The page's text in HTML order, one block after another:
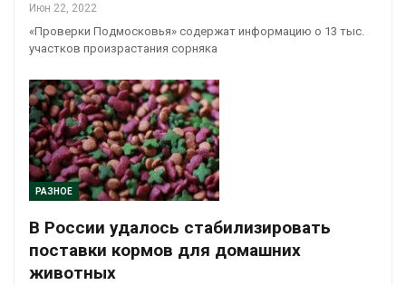
Июн 22, 2022
«Проверки Подмосковья» содержат информацию о 13 тыс.
участков произрастания сорняка
РАЗНОЕ
В России удалось стабилизировать
поставки кормов для домашних
животных